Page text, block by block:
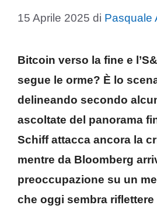
15 Aprile 2025 di Pasquale
Bitcoin verso la fine e
segue le orme? È lo
delineando secondo
ascoltate del panorama
Schiff attacca ancora la
mentre da Bloomberg
preoccupazione su un
che oggi sembra riflettere